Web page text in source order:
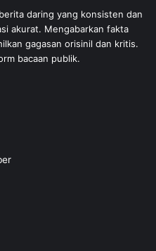
daring yang konsisten dan
akurat. Mengabarkan fakta
gagasan orisinil dan kritis.
bacaan publik.